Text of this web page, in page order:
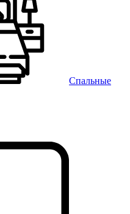
Спальные